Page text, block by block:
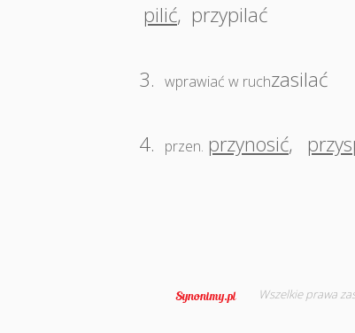
pilić, przypilać
3. wprawiać w ruchzasilać
4. przen. przynosić,
Wszelkie prawa